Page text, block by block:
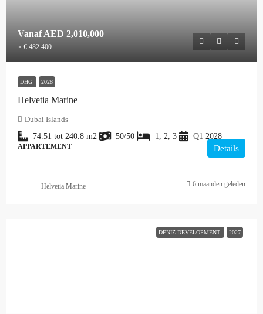
VanafAED 2,010,000
≈ € 482.400
DHG 2028
Helvetia Marine
Dubai Islands
74.51 tot 240.8 m2 50/50 1, 2, 3 Q1 2028
APPARTEMENT Details
Helvetia Marine 6 maanden geleden
DENIZ DEVELOPMENT 2027